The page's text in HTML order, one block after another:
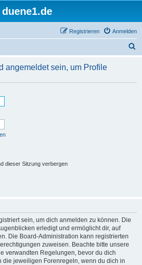
duene1.de
Anmelden
Registrieren
h
angemeldet sein, um Profile
dieser Sitzung verbergen
sein, um dich anmelden zu können. Die
erledigt und ermöglicht dir, auf
Die Board-Administration kann registrierten
zuweisen. Beachte bitte unsere
verwandten Regelungen, bevor du dich
die jeweiligen Forenregeln, wenn du dich in